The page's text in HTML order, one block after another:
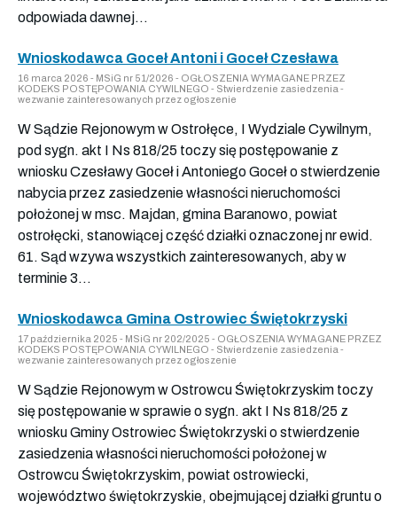
odpowiada dawnej...
Wnioskodawca Goceł Antoni i Goceł Czesława
16 marca 2026 - MSiG nr 51/2026 - OGŁOSZENIA WYMAGANE PRZEZ
KODEKS POSTĘPOWANIA CYWILNEGO - Stwierdzenie zasiedzenia -
wezwanie zainteresowanych przez ogłoszenie
W Sądzie Rejonowym w Ostrołęce, I Wydziale Cywilnym,
pod sygn. akt I Ns 818/25 toczy się postępowanie z
wniosku Czesławy Goceł i Antoniego Goceł o stwierdzenie
nabycia przez zasiedzenie własności nieruchomości
położonej w msc. Majdan, gmina Baranowo, powiat
ostrołęcki, stanowiącej część działki oznaczonej nr ewid.
61. Sąd wzywa wszystkich zainteresowanych, aby w
terminie 3...
Wnioskodawca Gmina Ostrowiec Świętokrzyski
17 października 2025 - MSiG nr 202/2025 - OGŁOSZENIA WYMAGANE PRZEZ
KODEKS POSTĘPOWANIA CYWILNEGO - Stwierdzenie zasiedzenia -
wezwanie zainteresowanych przez ogłoszenie
W Sądzie Rejonowym w Ostrowcu Świętokrzyskim toczy
się postępowanie w sprawie o sygn. akt I Ns 818/25 z
wniosku Gminy Ostrowiec Świętokrzyski o stwierdzenie
zasiedzenia własności nieruchomości położonej w
Ostrowcu Świętokrzyskim, powiat ostrowiecki,
województwo świętokrzyskie, obejmującej działki gruntu o